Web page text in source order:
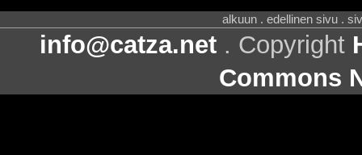
alkuun . edellinen sivu .
info@catza.net . Copyright
Commons